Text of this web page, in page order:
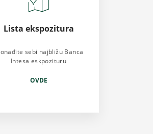
Lista ekspozitura
sebi najbližu Banca
Intesa eskpozituru
OVDE